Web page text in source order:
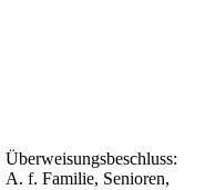
Überweisungsbeschluss:
A. f. Familie, Senioren,